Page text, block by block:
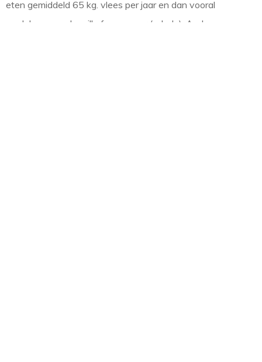
eten gemiddeld 65 kg. vlees per jaar en dan vooral
rundvlees van de grill of open vuur (adado). Andere